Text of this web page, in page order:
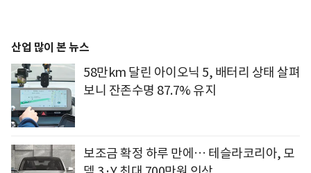
산업 많이 본 뉴스
58만km 달린 아이오닉 5, 배터리 상태 살펴
보니 잔존수명 87.7% 유지
보조금 확정 하루 만에… 테슬라코리아, 모